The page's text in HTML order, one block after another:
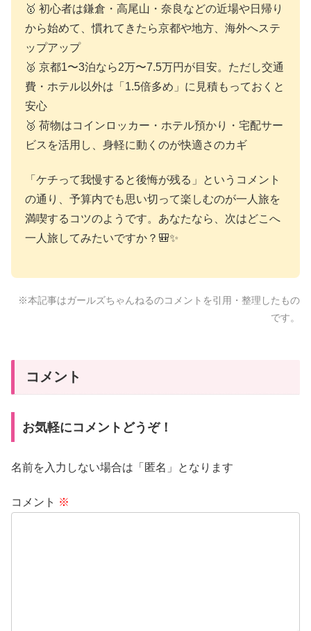
🥇 初心者は鎌倉・高尾山・奈良などの近場や日帰り
から始めて、慣れてきたら京都や地方、海外へステ
ップアップ
🥈 京都1〜3泊なら2万〜7.5万円が目安。ただし交通
費・ホテル以外は「1.5倍多め」に見積もっておくと
安心
🥉 荷物はコインロッカー・ホテル預かり・宅配サー
ビスを活用し、身軽に動くのが快適さのカギ
「ケチって我慢すると後悔が残る」というコメント
の通り、予算内でも思い切って楽しむのが一人旅を
満喫するコツのようです。あなたなら、次はどこへ
一人旅してみたいですか？🎒✨
※本記事はガールズちゃんねるのコメントを引用・整理したもの
です。
コメント
お気軽にコメントどうぞ！
名前を入力しない場合は「匿名」となります
コメント ※